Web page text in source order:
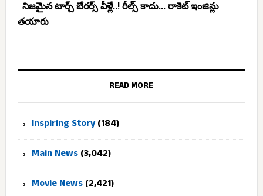
నిజమైన టార్చ్ బేరర్స్ వీళ్లే..! రీల్స్ కాదు... రాకెట్ ఇంజిన్లు
తయారు
READ MORE
Inspiring Story(184)
Main News(3,042)
Movie News(2,421)